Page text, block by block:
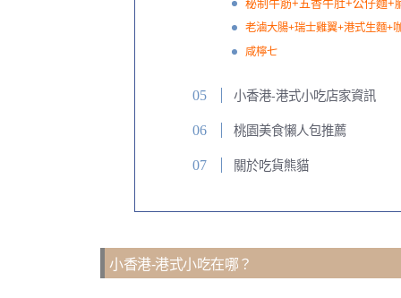
秘制牛筋+五香牛肚+公仔麵+
老滷大腸+瑞士雞翼+港式生麵+
咸檸七
小香港-港式小吃店家資訊
桃園美食懶人包推薦
關於吃貨熊貓
小香港-港式小吃在哪？